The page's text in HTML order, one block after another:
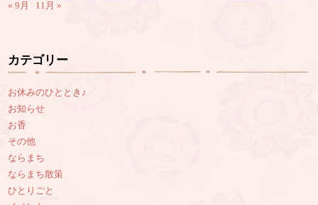
« 9月
11月 »
カテゴリー
お休みのひととき♪
お知らせ
お香
その他
ならまち
ならまち散策
ひとりごと